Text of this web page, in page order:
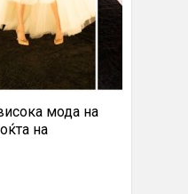
мода на
на